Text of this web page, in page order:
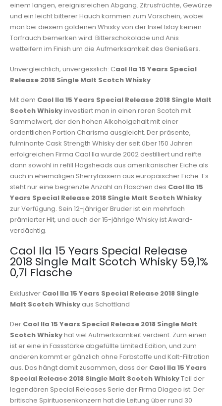
einem langen, ereignisreichen Abgang. Zitrusfrüchte, Gewürze
und ein leicht bitterer Hauch kommen zum Vorschein, wobei
man bei diesem goldenen Whisky von der Insel Islay keinen
Torfrauch bemerken wird. Bitterschokolade und Anis
wetteifern im Finish um die Aufmerksamkeit des Genießers.
Unvergleichlich, unvergesslich: Caol Ila 15 Years Special
Release 2018 Single Malt Scotch Whisky
Mit dem Caol Ila 15 Years Special Release 2018 Single Malt
Scotch Whiskyinvestiert man in einen raren Scotch mit
Sammelwert, der den hohen Alkoholgehalt mit einer
ordentlichen Portion Charisma ausgleicht. Der präsente,
fulminante Cask Strength Whisky der seit über 150 Jahren
erfolgreichen Firma Caol Ila wurde 2002 destilliert und reifte
dann sowohl in refill Hogsheads aus amerikanischer Eiche als
auch in ehemaligen Sherryfässern aus europäischer Eiche. Es
steht nur eine begrenzte Anzahl an Flaschen des Caol Ila 15
Years Special Release 2018 Single Malt Scotch Whisky
zur Verfügung. Sein 12-jähriger Bruder ist ein mehrfach
prämierter Hit, und auch der 15-jährige Whisky ist Award-
verdächtig.
Caol Ila 15 Years Special Release
2018 Single Malt Scotch Whisky 59,1%
0,7l Flasche
Exklusiver Caol Ila 15 Years Special Release 2018 Single
Malt Scotch Whisky aus Schottland
Der Caol Ila 15 Years Special Release 2018 Single Malt
Scotch Whiskyhat viel Aufmerksamkeit verdient. Zum einen
ist er eine in Fassstärke abgefüllte Limited Edition, und zum
anderen kommt er gänzlich ohne Farbstoffe und Kalt-Filtration
aus. Das hängt damit zusammen, dass der Caol Ila 15 Years
Special Release 2018 Single Malt Scotch WhiskyTeil der
legendären Special Releases Serie der Firma Diageo ist. Der
britische Spirituosenkonzern hat die Leitung über rund 30